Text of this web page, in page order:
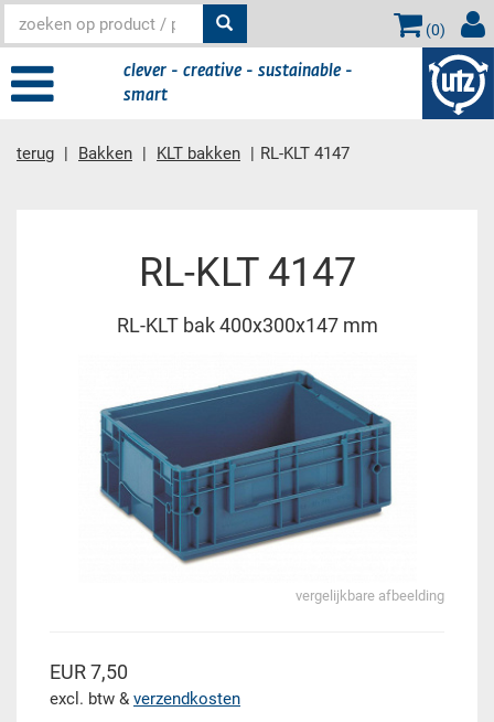
(0)
clever - creative - sustainable -
smart
terug Bakken KLT bakken RL-KLT 4147
RL-KLT 4147
RL-KLT bak 400x300x147 mm
vergelijkbare afbeelding
EUR 7,50
excl. btw & verzendkosten